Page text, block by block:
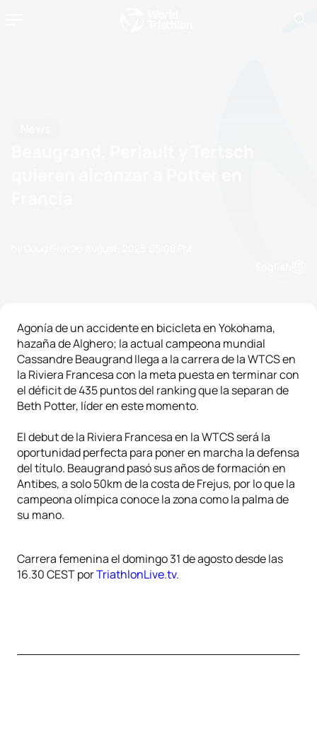
Agonía de un accidente en bicicleta en Yokohama,
hazaña de Alghero; la actual campeona mundial
Cassandre Beaugrand llega a la carrera de la WTCS en
la Riviera Francesa con la meta puesta en terminar con
el déficit de 435 puntos del ranking que la separan de
Beth Potter, líder en este momento.
El debut de la Riviera Francesa en la WTCS será la
oportunidad perfecta para poner en marcha la defensa
del título. Beaugrand pasó sus años de formación en
Antibes, a solo 50km de la costa de Frejus, por lo que la
campeona olímpica conoce la zona como la palma de
su mano.
Carrera femenina el domingo 31 de agosto desde las
16.30 CEST porTriathlonLive.tv.